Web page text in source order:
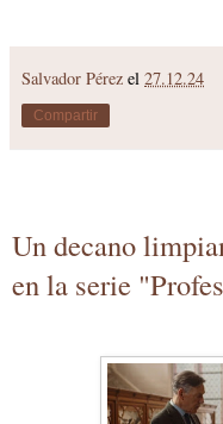
Salvador Pérez el 27.12.24
Compartir
Un decano
en la serie